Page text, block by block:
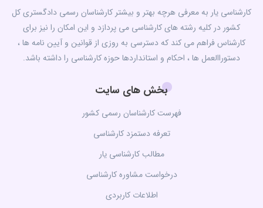
کارشناسی یار به معرفی هرچه بهتر و بیشتر کارشناسان رسمی دادگستری کل
کشور در کلیه رشته های کارشناسی می پردازد و این امکان را نیز برای
کارشناس فراهم می کند که دسترسی به روزی از قوانین و آیین نامه ها ،
دستوراالعمل ها ، احکام و استانداردها حوزه کارشناسی را داشته باشد.
بخش های سایت
فهرست کارشناسان رسمی کشور
تعرفه دستمزد کارشناسی
مطالب کارشناسی یار
درخواست مشاوره کارشناسی
اطلاعات کاربردی